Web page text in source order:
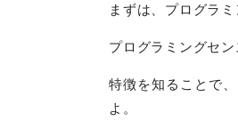
まずは、プログラ
プログラミングセ
特徴を知ることで、
よ。